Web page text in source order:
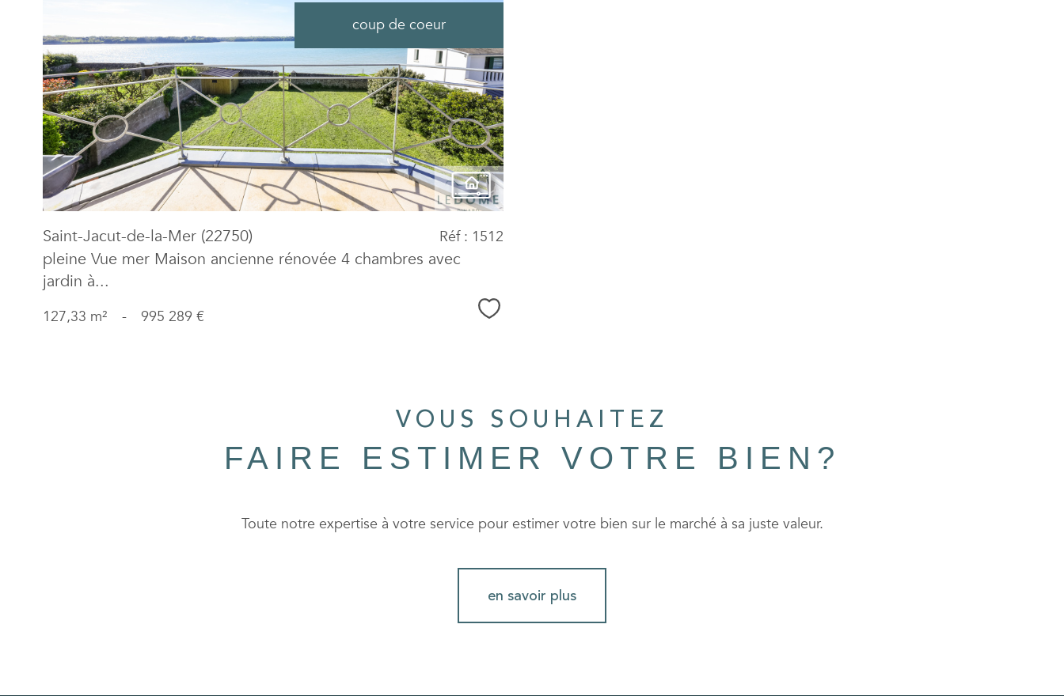
coup de coeur
voir le
bien
Saint-Jacut-de-la-Mer (22750)
pleine Vue mer Maison ancienne rénovée 4 chambres avec
jardin à...
Réf : 1512
127,33 m² - 995 289 € Sélectionner
VOUS SOUHAITEZ
FAIRE ESTIMER VOTRE BIEN?
Toute notre expertise à votre service pour estimer votre bien sur le marché à sa juste valeur.
en savoir plus